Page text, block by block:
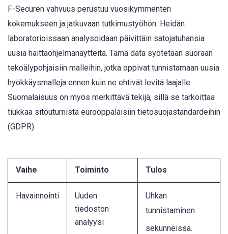
F-Securen vahvuus perustuu vuosikymmenten
kokemukseen ja jatkuvaan tutkimustyöhön. Heidän
laboratorioissaan analysoidaan päivittäin satojatuhansia
uusia haittaohjelmanäytteitä. Tämä data syötetään suoraan
tekoälypohjaisiin malleihin, jotka oppivat tunnistamaan uusia
hyökkäysmalleja ennen kuin ne ehtivät levitä laajalle.
Suomalaisuus on myös merkittävä tekijä, sillä se tarkoittaa
tiukkaa sitoutumista eurooppalaisiin tietosuojastandardeihin
(GDPR).
Vaihe Toiminto Tulos
Havainnointi
Uuden
tiedoston
analyysi
Uhkan
tunnistaminen
sekunneissa.